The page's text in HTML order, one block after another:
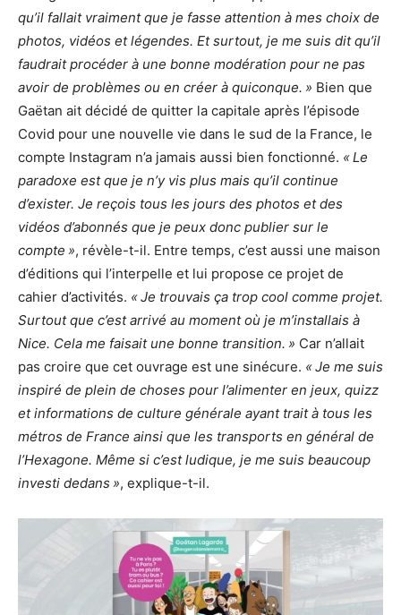
qu’il fallait vraiment que je fasse attention à mes choix de
photos, vidéos et légendes. Et surtout, je me suis dit qu’il
faudrait procéder à une bonne modération pour ne pas
avoir de problèmes ou en créer à quiconque. » Bien que
Gaëtan ait décidé de quitter la capitale après l’épisode
Covid pour une nouvelle vie dans le sud de la France, le
compte Instagram n’a jamais aussi bien fonctionné. « Le
paradoxe est que je n’y vis plus mais qu’il continue
d’exister. Je reçois tous les jours des photos et des
vidéos d’abonnés que je peux donc publier sur le
compte », révèle-t-il. Entre temps, c’est aussi une maison
d’éditions qui l’interpelle et lui propose ce projet de
cahier d’activités. « Je trouvais ça trop cool comme projet.
Surtout que c’est arrivé au moment où je m’installais à
Nice. Cela me faisait une bonne transition. » Car n’allait
pas croire que cet ouvrage est une sinécure. « Je me suis
inspiré de plein de choses pour l’alimenter en jeux, quizz
et informations de culture générale ayant trait à tous les
métros de France ainsi que les transports en général de
l’Hexagone. Même si c’est ludique, je me suis beaucoup
investi dedans », explique-t-il.